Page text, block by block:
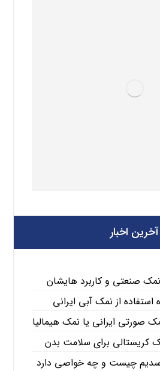
آخرین اخبار
صنعتی و کاربرد هایشان
از نمک آبی ایرانی
صورتی ایرانی یا نمک هیمالیا
برای سلامت بدن
چیست و چه خواصی دارد